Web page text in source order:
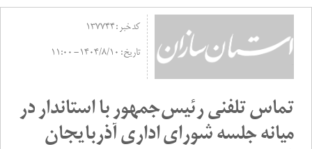
کد خبر :137744
تاریخ : 1404/8/10 - 11:00
تماس تلفنی رئیس‌جمهور با استاندار در
میانه جلسه شورای اداری آذربایجان